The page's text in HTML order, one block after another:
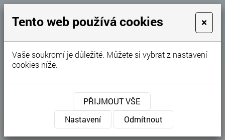
GARÁŽOVÁ VRATA
Karel Procházka
Garážová vrata, brány, ploty ...
Kontaktujte nás
KONTAKTUJTE NÁS
Tento web používá cookies ×
Vaše soukromí je důležité. Můžete si vybrat z nastavení
cookies níže.
PŘIJMOUT VŠE
Nastavení
Odmítnout